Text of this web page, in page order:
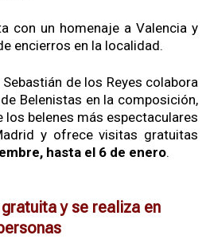
con un homenaje a Valencia y
encierros en la localidad.
de los Reyes colabora
Belenistas en la composición,
los belenes más espectaculares
y ofrece visitas gratuitas
hasta el 6 de enero.
y se realiza en